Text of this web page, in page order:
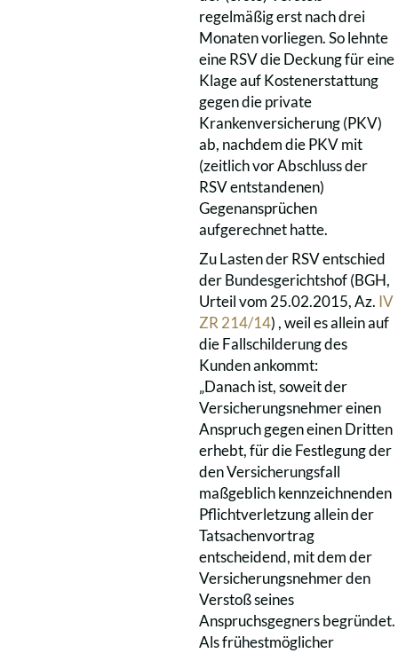
regelmäßig erst nach drei
Monaten vorliegen. So lehnte
eine RSV die Deckung für eine
Klage auf Kostenerstattung
gegen die private
Krankenversicherung (PKV)
ab, nachdem die PKV mit
(zeitlich vor Abschluss der
RSV entstandenen)
Gegenansprüchen
aufgerechnet hatte.
Zu Lasten der RSV entschied
der Bundesgerichtshof (BGH,
Urteil vom 25.02.2015, Az. IV
ZR 214/14) , weil es allein auf
die Fallschilderung des
Kunden ankommt:
„Danach ist, soweit der
Versicherungsnehmer einen
Anspruch gegen einen Dritten
erhebt, für die Festlegung der
den Versicherungsfall
maßgeblich kennzeichnenden
Pflichtverletzung allein der
Tatsachenvortrag
entscheidend, mit dem der
Versicherungsnehmer den
Verstoß seines
Anspruchsgegners begründet.
Als frühestmöglicher